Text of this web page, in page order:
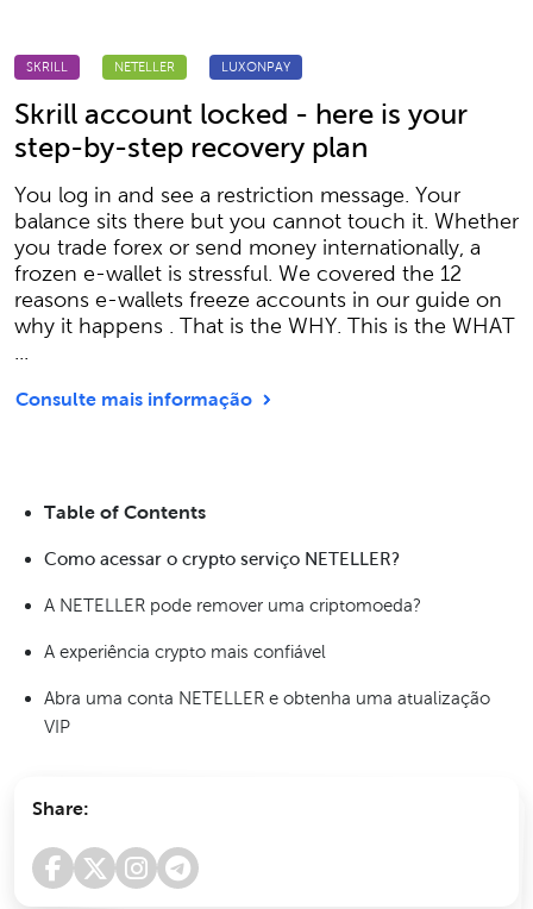
Table of Contents
Como acessar o crypto serviço NETELLER?
A NETELLER pode remover uma criptomoeda?
A experiência crypto mais confiável
Abra uma conta NETELLER e obtenha uma atualização
VIP
Share:
SKRILL NETELLER LUXONPAY
Skrill account locked - here is your
step-by-step recovery plan
You log in and see a restriction message. Your
balance sits there but you cannot touch it. Whether
you trade forex or send money internationally, a
frozen e-wallet is stressful. We covered the 12
reasons e-wallets freeze accounts in our guide on
why it happens . That is the WHY. This is the WHAT
...
Consulte mais informação